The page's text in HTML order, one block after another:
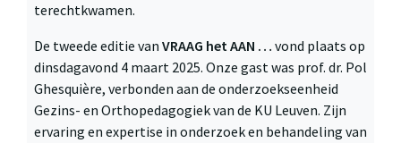
terechtkwamen.
De tweede editie van VRAAG het AAN … vond plaats op
dinsdagavond 4 maart 2025. Onze gast was prof. dr. Pol
Ghesquière, verbonden aan de onderzoekseenheid
Gezins- en Orthopedagogiek van de KU Leuven. Zijn
ervaring en expertise in onderzoek en behandeling van